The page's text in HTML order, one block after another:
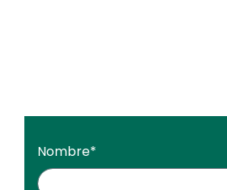
Nombre*